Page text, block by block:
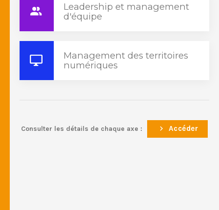
Leadership et management
d'équipe
Management des territoires
numériques
Consulter les détails de chaque axe : Accéder